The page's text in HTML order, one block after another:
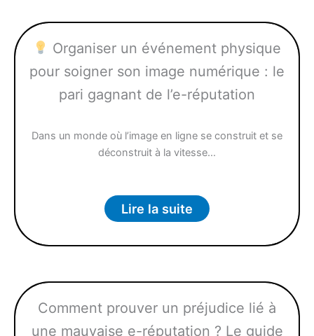
Organiser un événement physique
pour soigner son image numérique : le
pari gagnant de l’e-réputation
Dans un monde où l’image en ligne se construit et se
déconstruit à la vitesse…
Lire la suite
Comment prouver un préjudice lié à
une mauvaise e-réputation ? Le guide